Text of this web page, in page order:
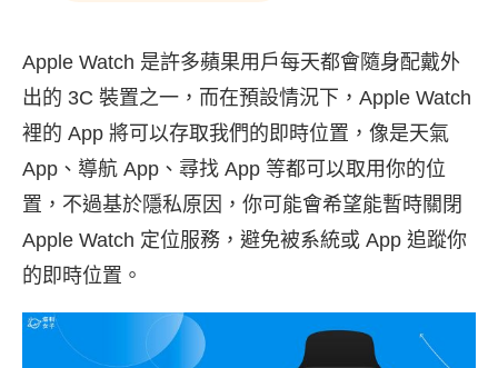
Apple Watch 是許多蘋果用戶每天都會隨身配戴外
出的 3C 裝置之一，而在預設情況下，Apple Watch
裡的 App 將可以存取我們的即時位置，像是天氣
App、導航 App、尋找 App 等都可以取用你的位
置，不過基於隱私原因，你可能會希望能暫時關閉
Apple Watch 定位服務，避免被系統或 App 追蹤你
的即時位置。